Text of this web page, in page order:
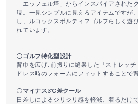
「エッフェル塔」からインスパイアされた
現。一見シンプルに見えるアイテムですが
し、ルコックスポルティフゴルフらしく遊
れています。
〇ゴルフ特化型設計
背巾を広げ､前振りに縫製した「ストレッ
ドレス時のフォームにフィットすることで
〇マイナス3℃差クール
日差しによるジリジリ感を軽減。着るだけ